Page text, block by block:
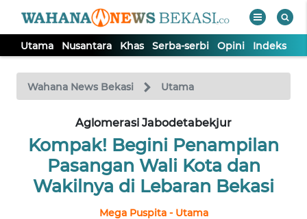
Utama Nusantara Khas Serba-serbi Opini Indeks
Wahana News Bekasi Utama
Aglomerasi Jabodetabekjur
Kompak! Begini Penampilan
Pasangan Wali Kota dan
Wakilnya di Lebaran Bekasi
Mega Puspita - Utama
TV
Tutup
NUSANTARA